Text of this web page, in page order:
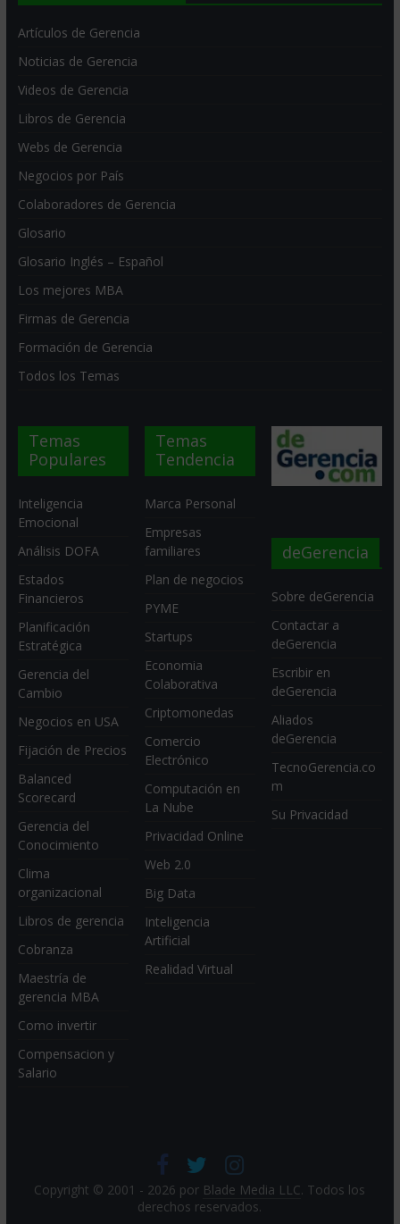
Artículos de Gerencia
Noticias de Gerencia
Videos de Gerencia
Libros de Gerencia
Webs de Gerencia
Negocios por País
Colaboradores de Gerencia
Glosario
Glosario Inglés – Español
Los mejores MBA
Firmas de Gerencia
Formación de Gerencia
Todos los Temas
Temas
Populares
Inteligencia
Emocional
Análisis DOFA
Estados
Financieros
Planificación
Estratégica
Gerencia del
Cambio
Negocios en USA
Fijación de Precios
Balanced
Scorecard
Gerencia del
Conocimiento
Clima
organizacional
Libros de gerencia
Cobranza
Maestría de
gerencia MBA
Como invertir
Compensacion y
Salario
Temas
Tendencia
Marca Personal
Empresas
familiares
Plan de negocios
PYME
Startups
Economia
Colaborativa
Criptomonedas
Comercio
Electrónico
Computación en
La Nube
Privacidad Online
Web 2.0
Big Data
Inteligencia
Artificial
Realidad Virtual
deGerencia
Sobre deGerencia
Contactar a
deGerencia
Escribir en
deGerencia
Aliados
deGerencia
TecnoGerencia.co
m
Su Privacidad
Copyright © 2001 - 2026 por Blade Media LLC. Todos los
derechos reservados.